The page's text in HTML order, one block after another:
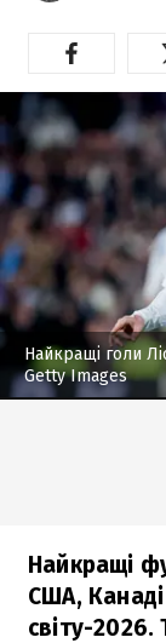
Найкращі голи
Getty Images
Найкращі
США,
світу-